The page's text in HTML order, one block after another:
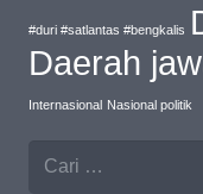
#duri #satlantas #bengkalis
Daerah
Internasional Nasional politik
Cari